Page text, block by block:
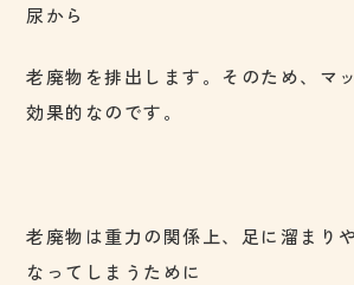
尿から
老廃物を排出します。そのため、マ
効果的なのです。
老廃物は重力の関係上、足に溜まり
なってしまうために